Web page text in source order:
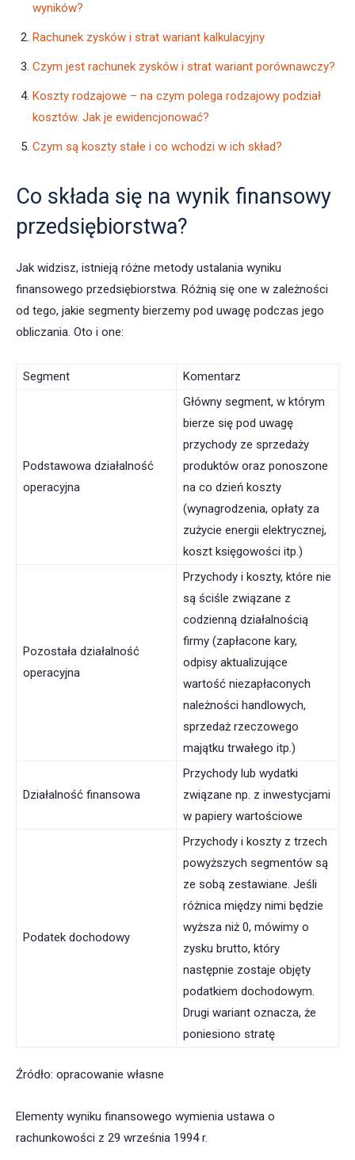
wyników?
Rachunek zysków i strat wariant kalkulacyjny
Czym jest rachunek zysków i strat wariant porównawczy?
Koszty rodzajowe – na czym polega rodzajowy podział
kosztów. Jak je ewidencjonować?
Czym są koszty stałe i co wchodzi w ich skład?
Co składa się na wynik finansowy
przedsiębiorstwa?
Jak widzisz, istnieją różne metody ustalania wyniku
finansowego przedsiębiorstwa. Różnią się one w zależności
od tego, jakie segmenty bierzemy pod uwagę podczas jego
obliczania. Oto i one:
Segment Komentarz
Podstawowa działalność
operacyjna
Główny segment, w którym
bierze się pod uwagę
przychody ze sprzedaży
produktów oraz ponoszone
na co dzień koszty
(wynagrodzenia, opłaty za
zużycie energii elektrycznej,
koszt księgowości itp.)
Pozostała działalność
operacyjna
Przychody i koszty, które nie
są ściśle związane z
codzienną działalnością
firmy (zapłacone kary,
odpisy aktualizujące
wartość niezapłaconych
należności handlowych,
sprzedaż rzeczowego
majątku trwałego itp.)
Działalność finansowa
Przychody lub wydatki
związane np. z inwestycjami
w papiery wartościowe
Podatek dochodowy
Przychody i koszty z trzech
powyższych segmentów są
ze sobą zestawiane. Jeśli
różnica między nimi będzie
wyższa niż 0, mówimy o
zysku brutto, który
następnie zostaje objęty
podatkiem dochodowym.
Drugi wariant oznacza, że
poniesiono stratę
Źródło: opracowanie własne
Elementy wyniku finansowego wymienia ustawa o
rachunkowości z 29 września 1994 r.